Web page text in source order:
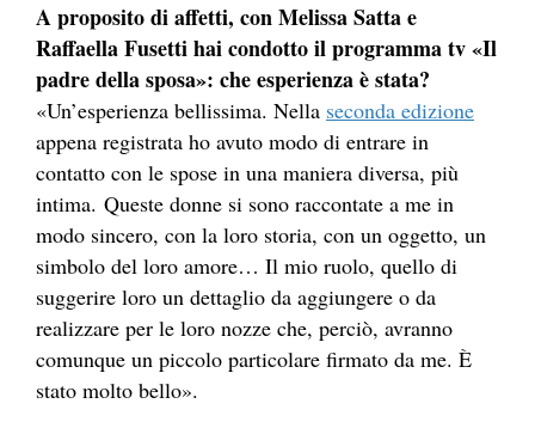
A proposito di affetti, con Melissa Satta e
Raffaella Fusetti hai condotto il programma tv «Il
padre della sposa»: che esperienza è stata?
«Un’esperienza bellissima. Nella seconda edizione
appena registrata ho avuto modo di entrare in
contatto con le spose in una maniera diversa, più
intima. Queste donne si sono raccontate a me in
modo sincero, con la loro storia, con un oggetto, un
simbolo del loro amore… Il mio ruolo, quello di
suggerire loro un dettaglio da aggiungere o da
realizzare per le loro nozze che, perciò, avranno
comunque un piccolo particolare firmato da me. È
stato molto bello».